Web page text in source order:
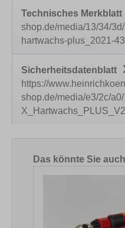
Technisches Merkblatt
shop.de/media/13/34/
hartwachs-plus_2021-
Sicherheitsdatenblatt
https://
shop.de/media/e3/2c/
Produktgalerie
Das könnte Sie